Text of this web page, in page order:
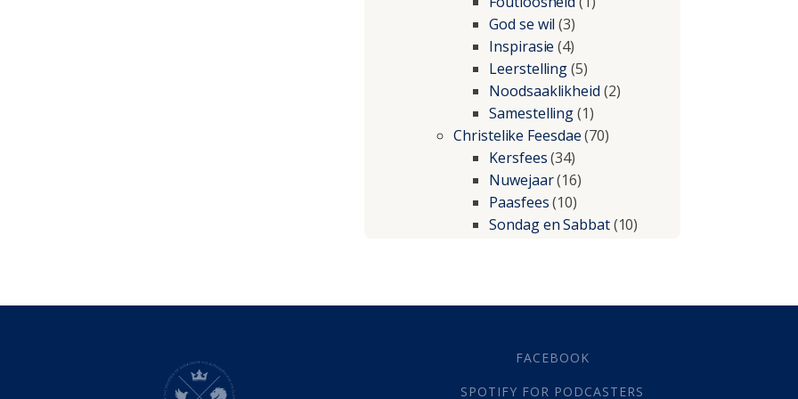
God se wil (3)
Inspirasie (4)
Leerstelling(5)
Noodsaaklikheid (2)
Samestelling(1)
Christelike Feesdae(70)
Kersfees(34)
Nuwejaar(16)
Paasfees(10)
Sondag en Sabbat(10)
Geestelike Groei
FACEBOOK
SPOTIFY FOR PODCASTERS